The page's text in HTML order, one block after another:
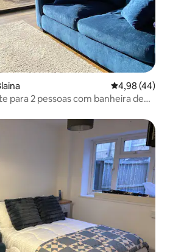
4,98 de uma
4,98 (44)
para 2 pessoas com banheira de